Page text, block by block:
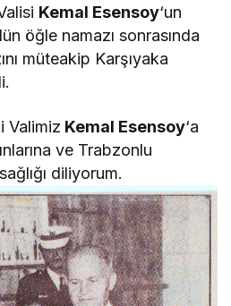
Kemal Esensoy‘un
öğle namazı sonrasında
müteakip Karşıyaka
Valimiz Kemal Esensoy‘a
ve Trabzonlu
diliyorum.